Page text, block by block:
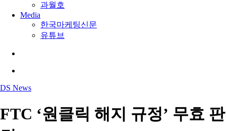
과월호
Media
한국마케팅신문
유튜브
DS News
FTC ‘원클릭 해지 규정’ 무효 판